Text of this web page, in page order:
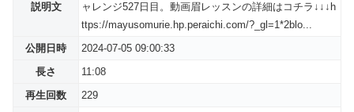
説明文
ャレンジ527日目。動画眉レッスンの詳細はコチラ↓↓↓h
ttps://mayusomurie.hp.peraichi.com/?_gl=1*2blo...
公開日時
2024-07-05 09:00:33
長さ
11:08
再生回数
229